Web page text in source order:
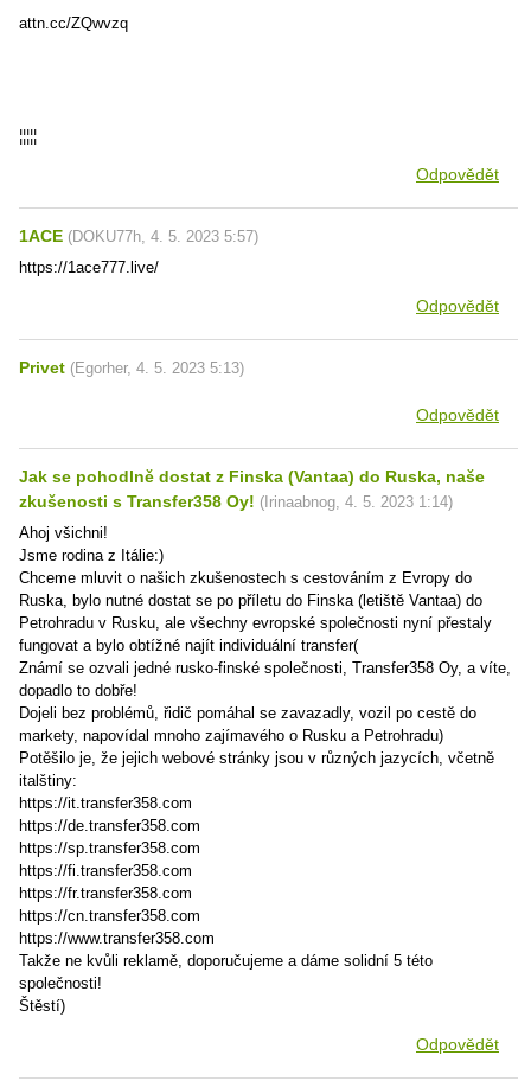
attn.cc/ZQwvzq
¦¦¦¦¦
Odpovědět
1ACE (DOKU77h, 4. 5. 2023 5:57)
https://1ace777.live/
Odpovědět
Privet (Egorher, 4. 5. 2023 5:13)
Odpovědět
Jak se pohodlně dostat z Finska (Vantaa) do Ruska, naše
zkušenosti s Transfer358 Oy! ( Irinaabnog, 4. 5. 2023 1:14)
Ahoj všichni!
Jsme rodina z Itálie:)
Chceme mluvit o našich zkušenostech s cestováním z Evropy do
Ruska, bylo nutné dostat se po příletu do Finska (letiště Vantaa) do
Petrohradu v Rusku, ale všechny evropské společnosti nyní přestaly
fungovat a bylo obtížné najít individuální transfer(
Známí se ozvali jedné rusko-finské společnosti, Transfer358 Oy, a víte,
dopadlo to dobře!
Dojeli bez problémů, řidič pomáhal se zavazadly, vozil po cestě do
markety, napovídal mnoho zajímavého o Rusku a Petrohradu)
Potěšilo je, že jejich webové stránky jsou v různých jazycích, včetně
italštiny:
https://it.transfer358.com
https://de.transfer358.com
https://sp.transfer358.com
https://fi.transfer358.com
https://fr.transfer358.com
https://cn.transfer358.com
https://www.transfer358.com
Takže ne kvůli reklamě, doporučujeme a dáme solidní 5 této
společnosti!
Štěstí)
Odpovědět